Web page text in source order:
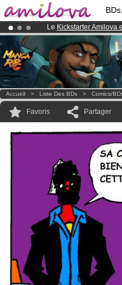
Le Kickstarter Amilova
Déjà 100000membres
Abonnement premium:
Accueil > Liste Des BDs > Comics/
Favoris Partager